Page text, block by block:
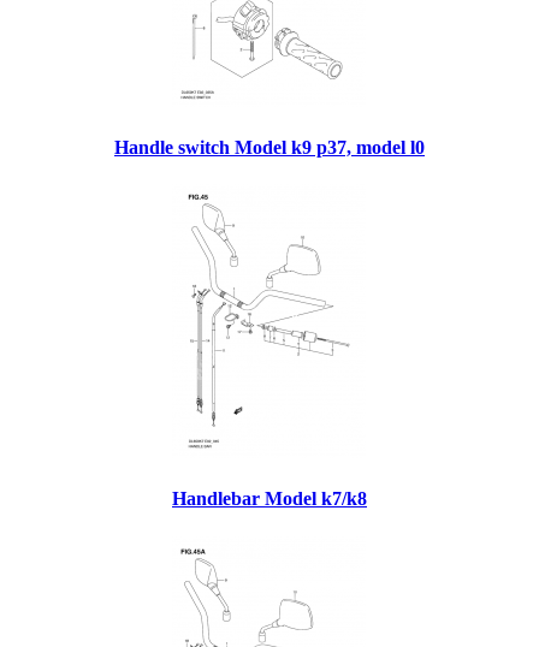
Handle switch Model k9 p37, model l0
Handlebar Model k7/k8